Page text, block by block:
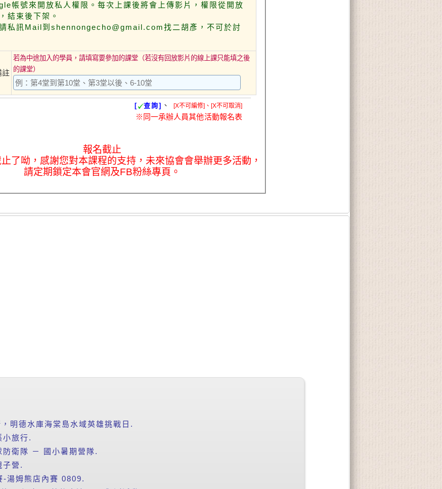
帳號來開放私人權限。每次上課後將會上傳影片，權限從開放
結束後下架。
私訊Mail到shennongecho@gmail.com找二胡彥，不可於討
註
若為中途加入的學員，請填寫要參加的課堂（若沒有回放影片的線上課只能填之後
的課堂）
[ 查詢] 、 [X不可編修]、[X不可取消]
※同一承辦人員其他活動報名表
報名截止
了呦，感謝您對本課程的支持，未來協會會舉辦更多活動，
請定期鎖定本會官網及FB粉絲專頁。
明德水庫海棠島水域英雄挑戰日.
小旅行.
衛隊 － 國小暑期營隊.
子營.
-湯姆熊店內賽 0809.